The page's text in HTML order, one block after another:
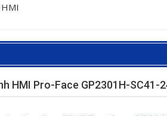
HMI Pro-Face GP2301H-SC41-